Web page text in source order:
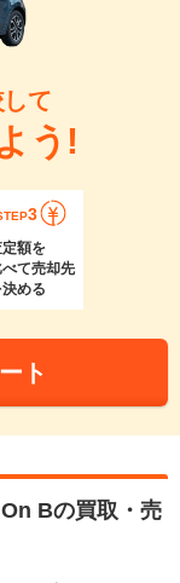
て
う!
3
額を
べて売却先
決める
ト
Bの買取・売